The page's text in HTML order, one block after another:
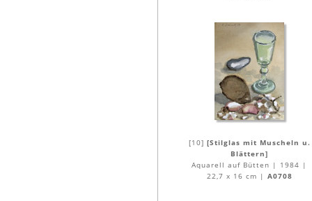
[10] [Stilglas mit Muscheln u.
Blättern]
Aquarell auf Bütten | 1984 |
22,7 x 16 cm | A0708